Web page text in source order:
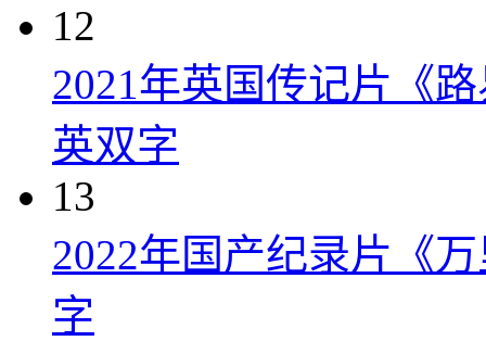
12
2021年英国传记片《
英双字
13
2022年国产纪录片《
字